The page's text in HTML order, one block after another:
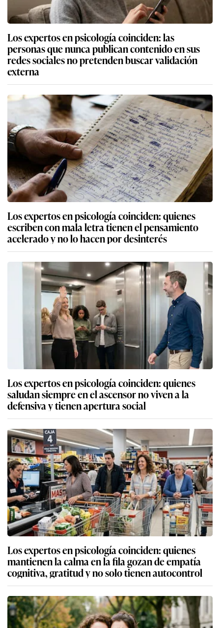
Los expertos en psicología coinciden: las
personas que nunca publican contenido en sus
redes sociales no pretenden buscar validación
externa
Los expertos en psicología coinciden: quienes
escriben con mala letra tienen el pensamiento
acelerado y no lo hacen por desinterés
Los expertos en psicología coinciden: quienes
saludan siempre en el ascensor no viven a la
defensiva y tienen apertura social
Los expertos en psicología coinciden: quienes
mantienen la calma en la fila gozan de empatía
cognitiva, gratitud y no solo tienen autocontrol